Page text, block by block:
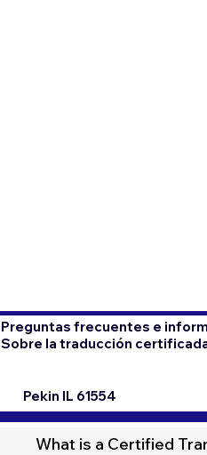
Preguntas frecuentes e
Sobre la traducción
Pekin IL 61554
What is a Certified